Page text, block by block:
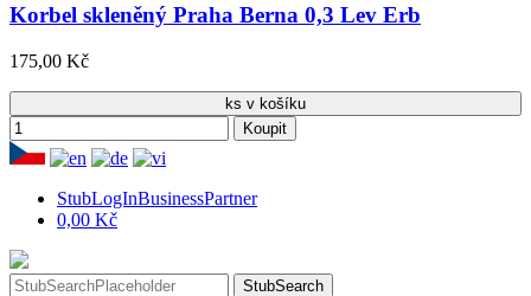
Korbel skleněný Praha Berna 0,3 Lev Erb
175,00 Kč
ks v košíku
Koupit
StubLogInBusinessPartner
0,00 Kč
StubSearch